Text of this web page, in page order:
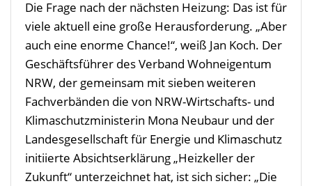
Die Frage nach der nächsten Heizung: Das ist für
viele aktuell eine große Herausforderung. „Aber
auch eine enorme Chance!“, weiß Jan Koch. Der
Geschäftsführer des Verband Wohneigentum
NRW, der gemeinsam mit sieben weiteren
Fachverbänden die von NRW-Wirtschafts- und
Klimaschutzministerin Mona Neubaur und der
Landesgesellschaft für Energie und Klimaschutz
initiierte Absichtserklärung „Heizkeller der
Zukunft“ unterzeichnet hat, ist sich sicher: „Die